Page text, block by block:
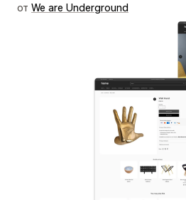
от We are Underground